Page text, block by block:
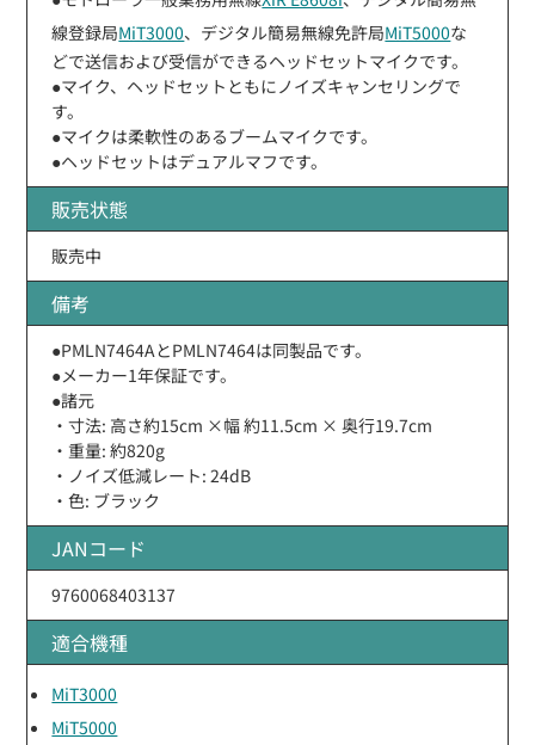
線登録局MiT3000、デジタル簡易無線免許局MiT5000な
どで送信および受信ができるヘッドセットマイクです。
●マイク、ヘッドセットともにノイズキャンセリングで
す。
●マイクは柔軟性のあるブームマイクです。
●ヘッドセットはデュアルマフです。
販売状態
販売中
備考
●PMLN7464AとPMLN7464は同製品です。
●メーカー1年保証です。
●諸元
・寸法: 高さ約15cm ×幅 約11.5cm × 奥行19.7cm
・重量: 約820g
・ノイズ低減レート: 24dB
・色: ブラック
JANコード
9760068403137
適合機種
MiT3000
MiT5000